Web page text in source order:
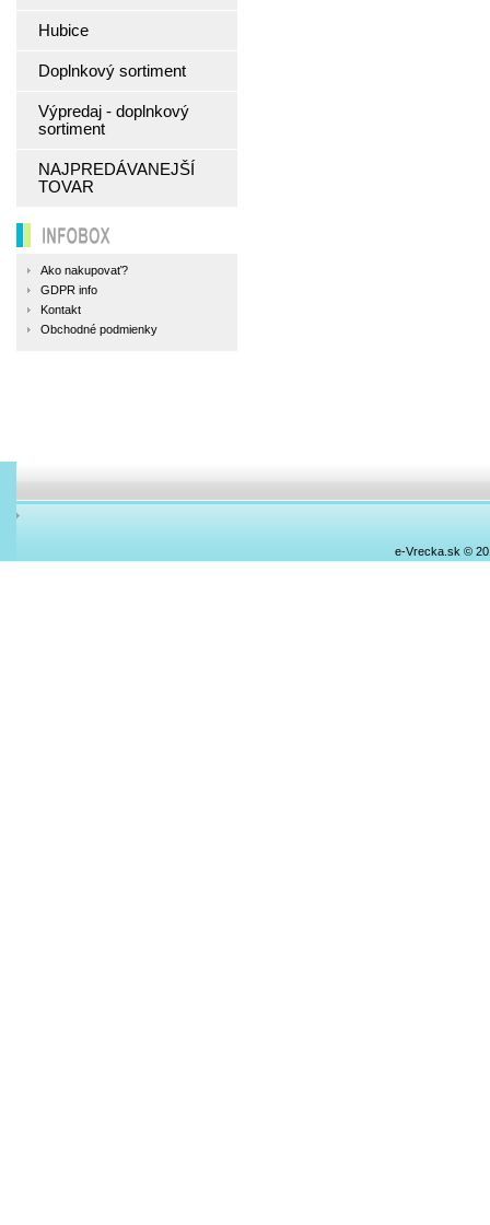
Hubice
Doplnkový sortiment
Výpredaj - doplnkový
sortiment
NAJPREDÁVANEJŠÍ
TOVAR
INFOBOX
Ako nakupovať?
GDPR info
Kontakt
Obchodné podmienky
e-Vrecka.sk ©